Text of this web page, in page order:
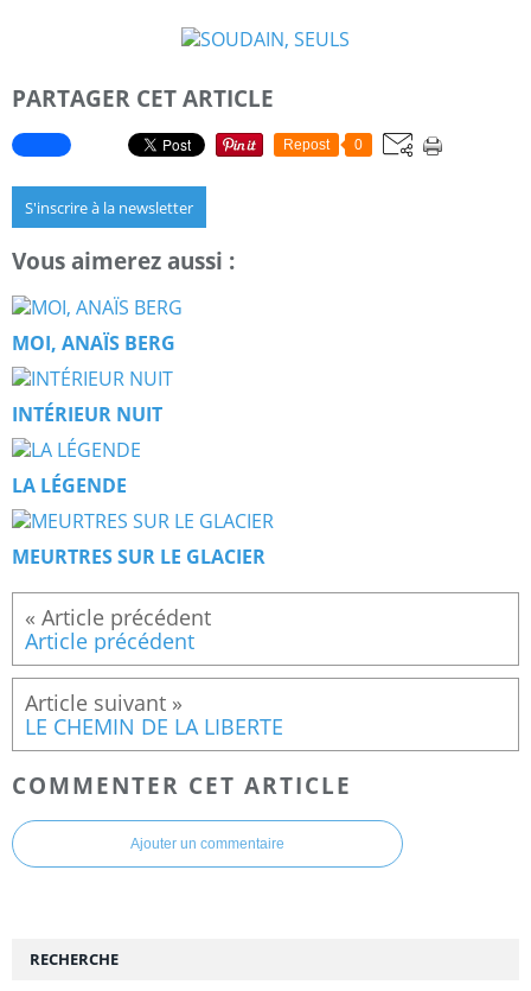
PARTAGER CET ARTICLE
Repost 0
S'inscrire à la newsletter
Vous aimerez aussi :
MOI, ANAÏS BERG
INTÉRIEUR NUIT
LA LÉGENDE
MEURTRES SUR LE GLACIER
Article précédent
LE CHEMIN DE LA LIBERTE
COMMENTER CET ARTICLE
Ajouter un commentaire
RECHERCHE